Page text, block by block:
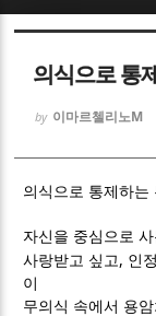
의식으로 통
by 이마르첼리노M
의식으로 통제하는
자신을 중심으로
사랑받고 싶고 , 인
이
무의식 속에서 용